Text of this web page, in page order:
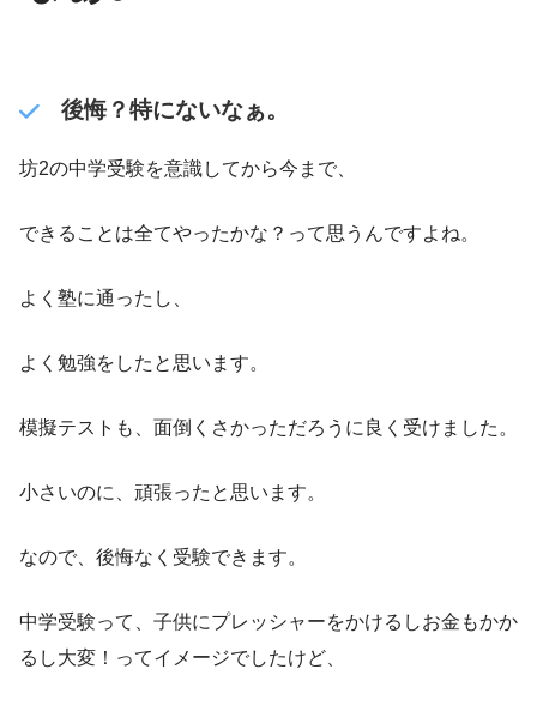
後悔？特にないなぁ。
坊2の中学受験を意識してから今まで、
できることは全てやったかな？って思うんですよね。
よく塾に通ったし、
よく勉強をしたと思います。
模擬テストも、面倒くさかっただろうに良く受けました。
小さいのに、頑張ったと思います。
なので、後悔なく受験できます。
中学受験って、子供にプレッシャーをかけるしお金もかか
るし大変！ってイメージでしたけど、